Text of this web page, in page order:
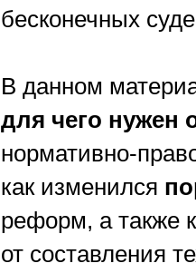
бесконечных
В данном
для чего нужен
нормативно-
как изменился
реформ, а также
от составления